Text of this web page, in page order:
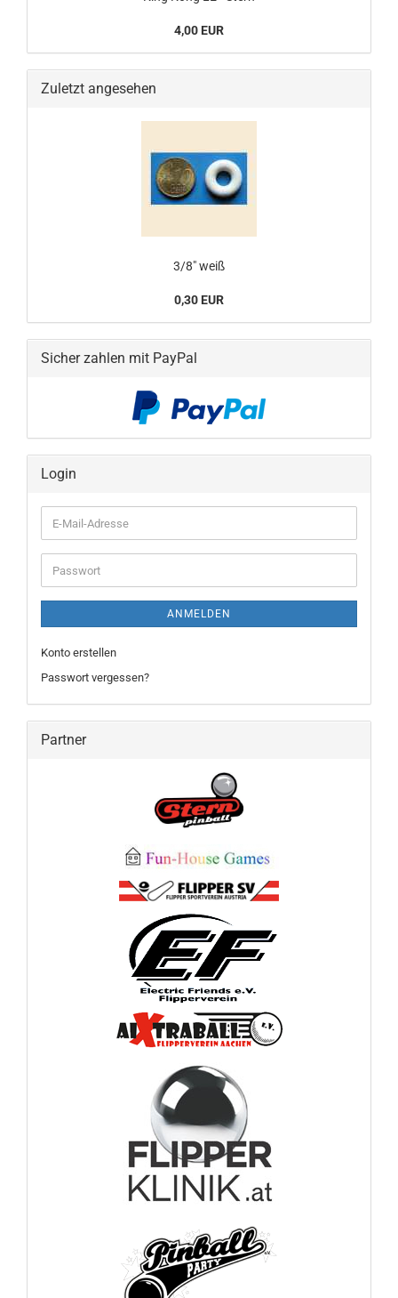
4,00 EUR
Zuletzt angesehen
3/8" weiß
0,30 EUR
Sicher zahlen mit PayPal
Login
E-
Mail-
Adresse
Passwort
ANMELDEN
Konto erstellen
Passwort vergessen?
Partner